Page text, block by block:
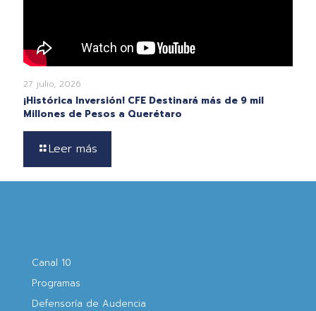
27 julio, 2026
¡Histórica Inversión! CFE Destinará más de 9 mil
Millones de Pesos a Querétaro
Leer más
Canal 10
Programas
Defensoría de Audencia